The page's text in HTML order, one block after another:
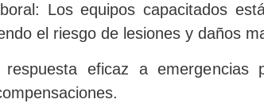
Los equipos capacitados
el riesgo de lesiones y daños
eficaz a emergencias